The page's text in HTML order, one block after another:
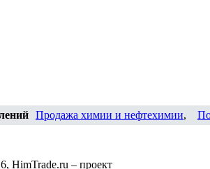
Продажа химии и нефтехимии,
HimTrade.ru – проект